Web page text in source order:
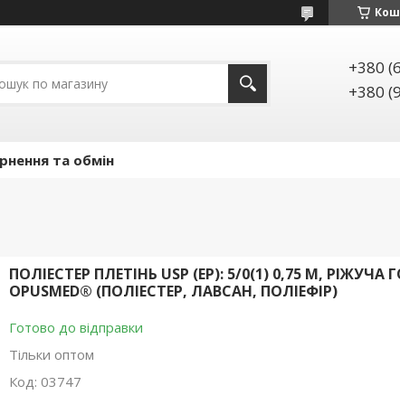
+380
+380
та обмін
ПОЛІЕСТЕР ПЛЕТІНЬ USP (EP): 5/0(1) 0,75 М,
OPUSMED® (ПОЛІЕСТЕР, ЛАВСАН, ПОЛІЕФІР)
Готово до відправки
Тільки оптом
Код: 03747